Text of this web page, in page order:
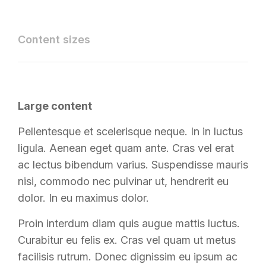
Content sizes
Large content
Pellentesque et scelerisque neque. In in luctus
ligula. Aenean eget quam ante. Cras vel erat
ac lectus bibendum varius. Suspendisse mauris
nisi, commodo nec pulvinar ut, hendrerit eu
dolor. In eu maximus dolor.
Proin interdum diam quis augue mattis luctus.
Curabitur eu felis ex. Cras vel quam ut metus
facilisis rutrum. Donec dignissim eu ipsum ac